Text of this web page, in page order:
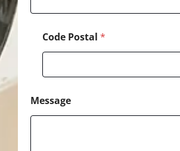
Code Postal *
Message